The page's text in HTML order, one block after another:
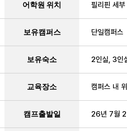
어학원 위치 필리핀 세부
보유캠퍼스 단일캠퍼스
보유숙소 2인실, 3인
교육장소 캠퍼스 내
캠프출발일 26년 7월